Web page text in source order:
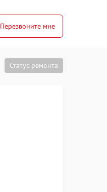
Перезвоните мне
Статус ремонта